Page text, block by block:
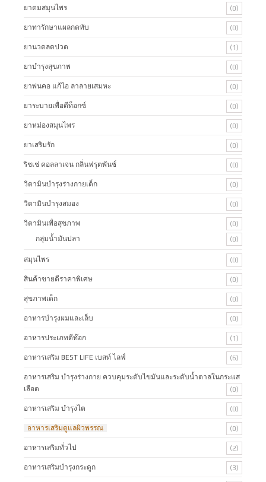
ยาดมสมุนไพร (0)
ยาทารักษาแผลกดทับ (0)
ยานวดลดปวด (1)
ยาบำรุงสุขภาพ (0)
ยาพ่นคอ แก้ไอ ลาลายเสมหะ (0)
ยาระบายเพื่อดีท็อกซ์ (0)
ยาหม่องสมุนไพร (0)
ยาเสริมรัก (0)
ริชเช่ คอลลาเจน กลิ่นฟรุตพันซ์ (0)
วิตามินบำรุงร่างกายเด็ก (0)
วิตามินบำรุงสมอง (0)
วิตามินเพื่อสุขภาพ
(0)
กลุ่มน้ำมันปลา
(0)
สมุนไพร (0)
สินค้าขายดีราคาพิเศษ (0)
สุขภาพเด็ก (0)
อาหารบำรุงผมและเล็บ (0)
อาหารประเภทดีท๊อก (1)
อาหารเสริม BEST LIFE เบสท์ ไลฟ์ (6)
อาหารเสริม บำรุงร่างกาย ควบคุมระดับไขมันและระดับน้ำตาลในกระแส
เลือด
(0)
อาหารเสริม บำรุงไต (0)
อาหารเสริมดูแลผิวพรรณ (0)
อาหารเสริมทั่วไป (2)
อาหารเสริมบำรุงกระดูก (3)